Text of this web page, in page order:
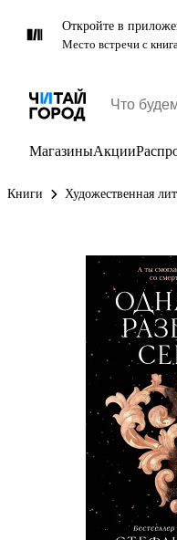
Откройте в
Место встречи с
МагазиныАкции
Книги Художественная